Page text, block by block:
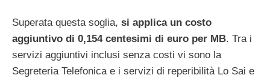
Superata questa soglia, si applica un costo
aggiuntivo di 0,154 centesimi di euro per MB. Tra i
servizi aggiuntivi inclusi senza costi vi sono la
Segreteria Telefonica e i servizi di reperibilità Lo Sai e